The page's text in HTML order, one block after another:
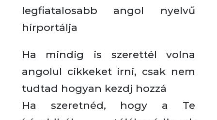
legfiatalosabb angol nyelvű
hírportálja
Ha mindig is szerettél volna
angolul cikkeket írni, csak nem
tudtad hogyan kezdj hozzá
Ha szeretnéd, hogy a Te